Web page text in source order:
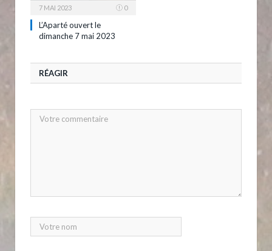
7 MAI 2023 0
L’Aparté ouvert le
dimanche 7 mai 2023
RÉAGIR